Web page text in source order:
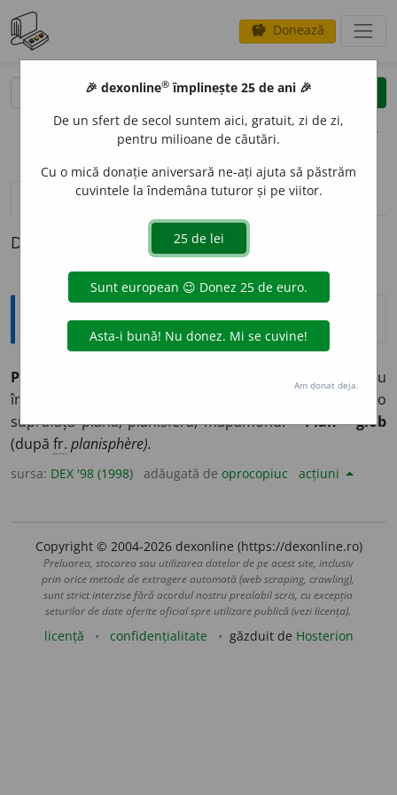
savings Donează
clear
opțiuni
definiții (1)
Definiția cu ID-ul 32672:
Explicative DEX
PLANIGL
Hartă a globului terestru
în care cele două emisfere sunt reprezentate pe o
suprafață plană; planisferă, mapamond. –Plan+glob
(după fr. planisphère).
sursa: DEX '98 (1998) adăugată de oprocopiuc acțiuni
Copyright © 2004-2026 dexonline (https://dexonline.ro)
Preluarea, stocarea sau utilizarea datelor de pe acest site, inclusiv
prin orice metode de extragere automată (web scraping, crawling),
sunt strict interzise fără acordul nostru prealabil scris, cu excepția
seturilor de date oferite oficial spre utilizare publică (vezi licența).
licență confidențialitate găzduit de Hosterion
🎉 dexonline® împlinește 25 de ani 🎉
De un sfert de secol suntem aici, gratuit, zi de zi,
pentru milioane de căutări.
Cu o mică donație aniversară ne-ați ajuta să păstrăm
cuvintele la îndemâna tuturor și pe viitor.
Am donat deja.